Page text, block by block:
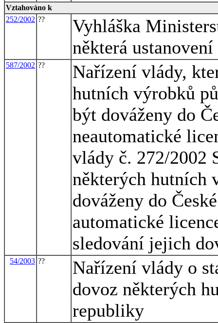
Vztahováno k
252/2002 ??
Vyhláška
některá
587/2002 ??
Nařízení vlády,
hutních výrobků
být dováženy do
neautomatické
vlády č. 272/2002
některých hutních
dováženy do
automatické
sledování jejich
54/2003 ??
Nařízení vlády o
dovoz některých
republiky